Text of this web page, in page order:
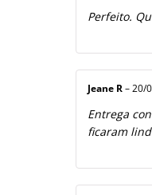
Perfeito.
Jeane R – 20/
Entrega
ficaram